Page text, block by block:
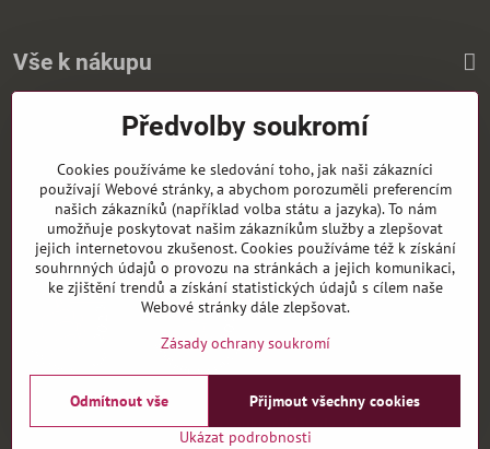
Vše k nákupu
Zasíláme i na Slovensko
©2026CopyrightPředvolby soukromíZásady ochrany soukromí
Předvolby soukromí
Cookies používáme ke sledování toho, jak naši zákazníci
používají Webové stránky, a abychom porozuměli preferencím
našich zákazníků (například volba státu a jazyka). To nám
umožňuje poskytovat našim zákazníkům služby a zlepšovat
jejich internetovou zkušenost. Cookies používáme též k získání
souhrnných údajů o provozu na stránkách a jejich komunikaci,
ke zjištění trendů a získání statistických údajů s cílem naše
Webové stránky dále zlepšovat.
Zásady ochrany soukromí
Ukázat podrobnosti
Přijmout všechny cookies
Odmítnout vše